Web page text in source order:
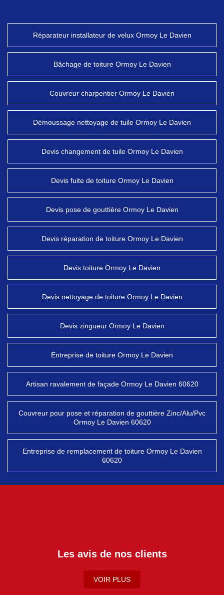
Réparateur installateur de velux Ormoy Le Davien
Bâchage de toiture Ormoy Le Davien
Couvreur charpentier Ormoy Le Davien
Démoussage nettoyage de tuile Ormoy Le Davien
Devis changement de tuile Ormoy Le Davien
Devis fuite de toiture Ormoy Le Davien
Devis pose de gouttière Ormoy Le Davien
Devis réparation de toiture Ormoy Le Davien
Devis toiture Ormoy Le Davien
Devis nettoyage de toiture Ormoy Le Davien
Devis zingueur Ormoy Le Davien
Entreprise de toiture Ormoy Le Davien
Artisan ravalement de façade Ormoy Le Davien 60620
Couvreur pour pose et réparation de gouttière Zinc/Alu/Pvc
Ormoy Le Davien 60620
Entreprise de remplacement de toiture Ormoy Le Davien
60620
Les avis de nos clients
VOIR PLUS